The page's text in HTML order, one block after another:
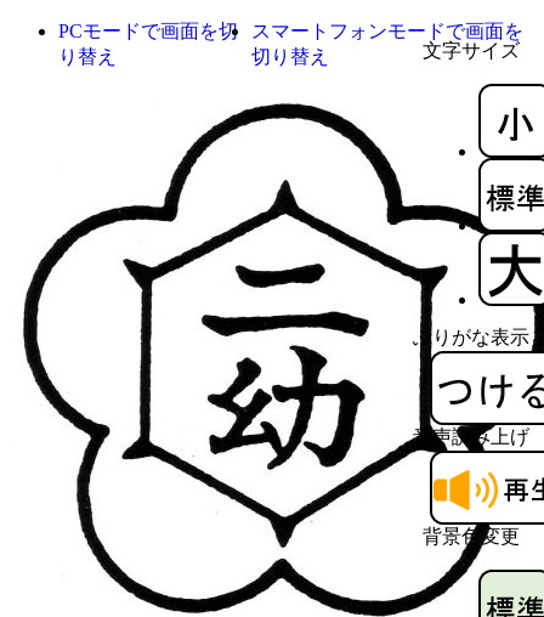
文字サイズ
ふりがな表示
音声読み上げ
背景色変更
PCモードで画面を切
り替え
スマートフォンモードで画面を
切り替え